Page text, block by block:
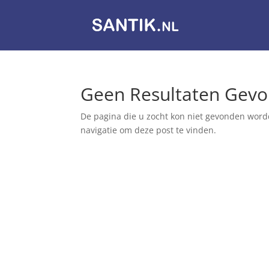
Geen Resultaten
De pagina die u zocht kon niet gevonden
navigatie om deze post te vinden.